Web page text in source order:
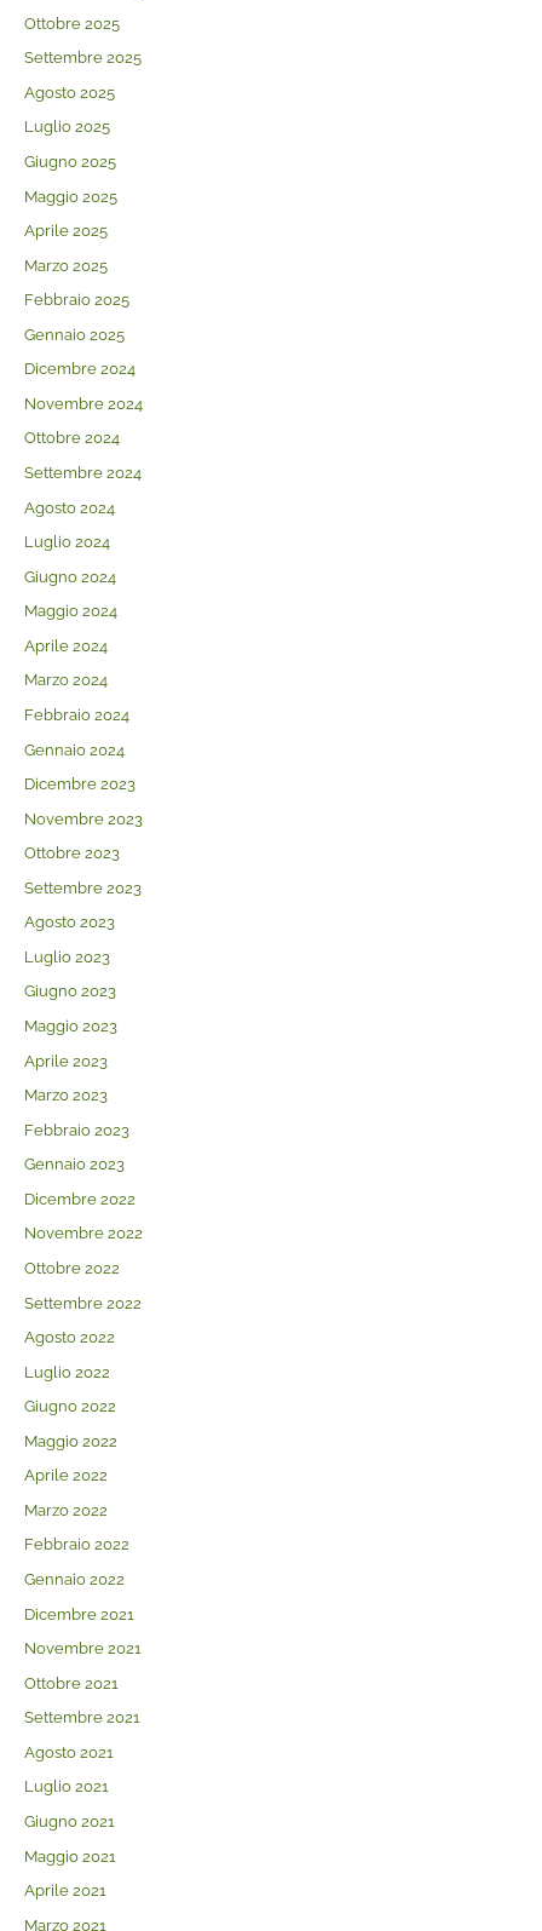
Ottobre 2025
Settembre 2025
Agosto 2025
Luglio 2025
Giugno 2025
Maggio 2025
Aprile 2025
Marzo 2025
Febbraio 2025
Gennaio 2025
Dicembre 2024
Novembre 2024
Ottobre 2024
Settembre 2024
Agosto 2024
Luglio 2024
Giugno 2024
Maggio 2024
Aprile 2024
Marzo 2024
Febbraio 2024
Gennaio 2024
Dicembre 2023
Novembre 2023
Ottobre 2023
Settembre 2023
Agosto 2023
Luglio 2023
Giugno 2023
Maggio 2023
Aprile 2023
Marzo 2023
Febbraio 2023
Gennaio 2023
Dicembre 2022
Novembre 2022
Ottobre 2022
Settembre 2022
Agosto 2022
Luglio 2022
Giugno 2022
Maggio 2022
Aprile 2022
Marzo 2022
Febbraio 2022
Gennaio 2022
Dicembre 2021
Novembre 2021
Ottobre 2021
Settembre 2021
Agosto 2021
Luglio 2021
Giugno 2021
Maggio 2021
Aprile 2021
Marzo 2021